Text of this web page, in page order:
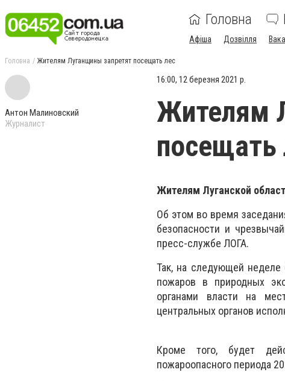
Головна
Афіша Дозвілля
Головна Жителям Луганщины запретят посещать лес
Антон Малиновский
Журналист
16:00, 12 березня 2021 р.
Жителям
посещать
Жителям Луганской
Об этом во время
безопасности и
пресс-службе ЛОГА.
Так, на следующей
пожаров в природных
органами власти на
центральных органов
Кроме того, будет
пожароопасного периода